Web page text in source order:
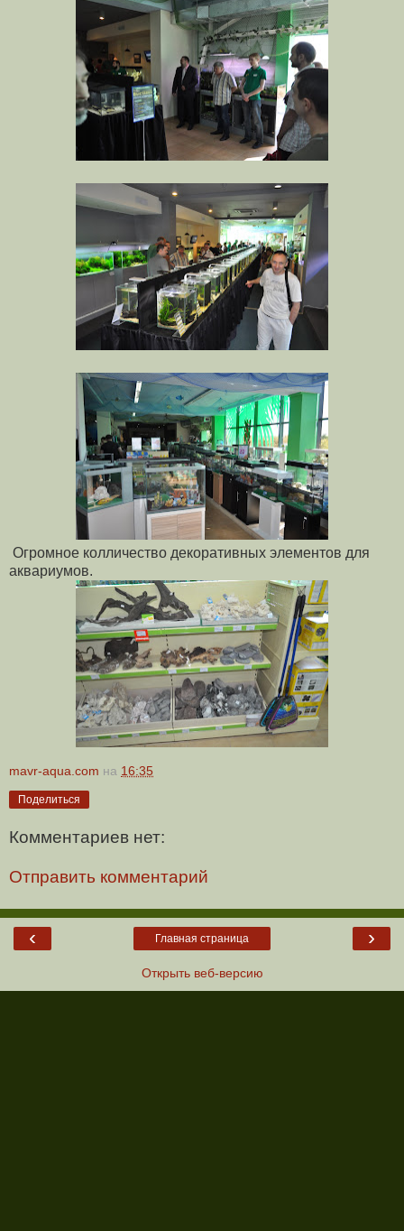
Огромное колличество декоративных элементов для
аквариумов.
mavr-aqua.com на 16:35
Поделиться
Комментариев нет:
Отправить комментарий
‹ ›
Главная страница
Открыть веб-версию